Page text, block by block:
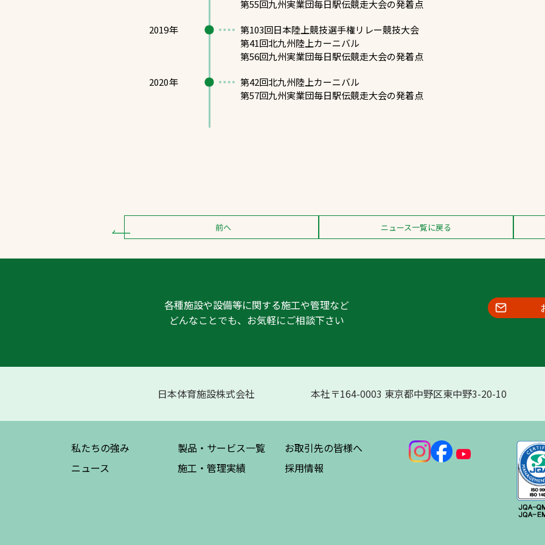
第55回九州実業団毎日駅伝競走大会の発着点
2019年
第103回日本陸上競技選手権リレー競技大会
第41回北九州陸上カーニバル
第56回九州実業団毎日駅伝競走大会の発着点
2020年
第42回北九州陸上カーニバル
第57回九州実業団毎日駅伝競走大会の発着点
前へ ニュース一覧に戻る
各種施設や設備等に関する施工や管理など
どんなことでも、お気軽にご相談下さい
日本体育施設株式会社 本社〒164-0003 東京都中野区東中野3-20-10
私たちの強み
ニュース
製品・サービス一覧
施工・管理実績
お取引先の皆様へ
採用情報